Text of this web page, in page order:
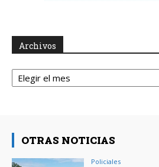
Archivos
Archivos
OTRAS NOTICIAS
Policiales